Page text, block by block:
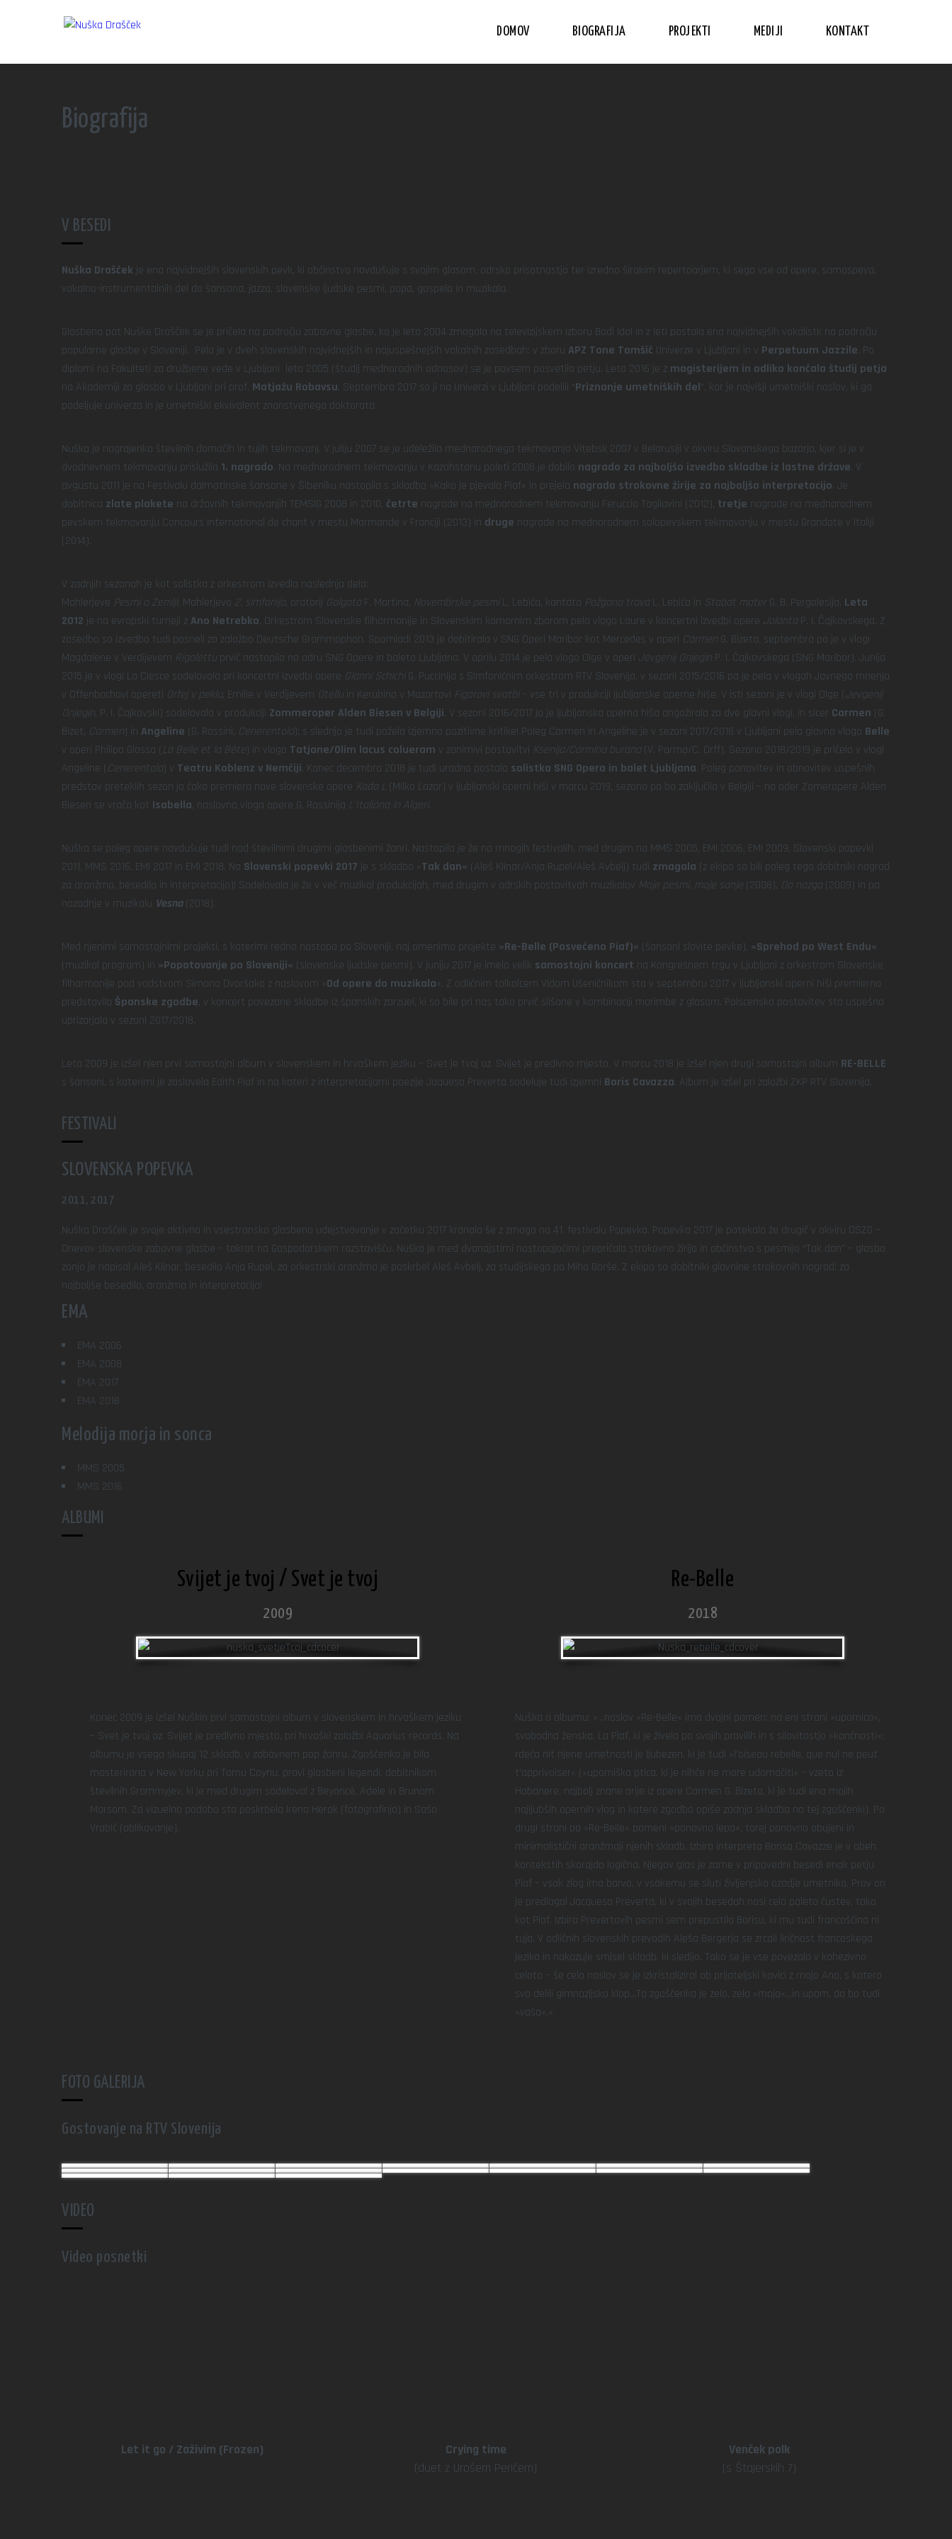
DOMOV BIOGRAFIJA PROJEKTI MEDIJI KONTAKT
Biografija
V BESEDI
Nuška Drašček je ena najvidnejših slovenskih pevk, ki občinstvo navdušuje s svojim glasom, odrsko prisotnostjo ter izredno širokim repertoarjem, ki sega vse od opere, samospeva,
vokalno-instrumentalnih del do šansona, jazza, slovenske ljudske pesmi, popa, gospela in muzikala.
Glasbena pot Nuške Drašček se je pričela na področju zabavne glasbe, ko je leta 2004 zmagala na televizijskem izboru Bodi Idol in z leti postala ena najvidnejših vokalistk na področju
popularne glasbe v Sloveniji. Pela je v dveh slovenskih najvidnejših in najuspešnejših vokalnih zasedbah: v zboru APZ Tone Tomšič Univerze v Ljubljani in v Perpetuum Jazzile. Po
diplomi na Fakulteti za družbene vede v Ljubljani leta 2005 (študij mednarodnih odnosov) se je povsem posvetila petju. Leta 2016 je z magisterijem in odliko končala študij petja
na Akademiji za glasbo v Ljubljani pri prof. Matjažu Robavsu. Septembra 2017 so ji na Univerzi v Ljubljani podelili “Priznanje umetniških del“, kar je najvišji umetniški naslov, ki ga
podeljuje univerza in je umetniški ekvivalent znanstvenega doktorata.
Nuška je nagrajenka številnih domačih in tujih tekmovanj. V juliju 2007 se je udeležila mednarodnega tekmovanja Vitebsk 2007 v Belorusiji v okviru Slovanskega bazarja, kjer si je v
dvodnevnem tekmovanju prislužila 1. nagrado. Na mednarodnem tekmovanju v Kazahstanu poleti 2008 je dobila nagrado za najboljšo izvedbo skladbe iz lastne države. V
avgustu 2011 je na Festivalu dalmatinske šansone v Šibeniku nastopila s skladbo »Kako je pjevala Piaf« in prejela nagrado strokovne žirije za najboljšo interpretacijo. Je
dobitnica zlate plakete na državnih tekmovanjih TEMSIG 2008 in 2010, četrte nagrade na mednarodnem tekmovanju Feruccio Tagliavini (2012), tretje nagrade na mednarodnem
pevskem tekmovanju Concours international de chant v mestu Marmande v Franciji (2013) in druge nagrade na mednarodnem solopevskem tekmovanju v mestu Grandate v Italiji
(2014).
V zadnjih sezonah je kot solistka z orkestrom izvedla naslednja dela:
Mahlerjeve Pesmi o Zemlji, Mahlerjevo 2. simfonijo, oratorij GolgotaF. Martina, Novembrske pesmiL. Lebiča, kantato Požgana travaL. Lebiča in Stabat mater G. B. Pergolesija. Leta
2012 je na evropski turneji z Ano Netrebko, Orkestrom Slovenske filharmonije in Slovenskim komornim zborom pela vlogo Laure v koncertni izvedbi opere JolantaP. I. Čajkovskega. Z
zasedbo so izvedbo tudi posneli za založbo Deutsche Grammophon. Spomladi 2013 je debitirala v SNG Operi Maribor kot Mercedes v operi Carmen G. Bizeta, septembra pa je v vlogi
Magdalene v Verdijevem Rigolettuprvič nastopila na odru SNG Opere in baleta Ljubljana. V aprilu 2014 je pela vlogo Olge v operi Jevgenij Onjegin P. I. Čajkovskega (SNG Maribor). Junija
2015 je v vlogi La Ciesce sodelovala pri koncertni izvedbi opere Gianni SchichiG. Puccinija s Simfoničnim orkestrom RTV Slovenija, v sezoni 2015/2016 pa je pela v vlogah Javnega mnenja
v Offenbachovi opereti Orfej v peklu, Emilie v Verdijevem Otelluin Kerubina v Mozartovi Figarovi svatbi– vse tri v produkciji ljubljanske operne hiše. V isti sezoni je v vlogi Olge (Jevgenij
Onjegin, P. I. Čajkovski) sodelovala v produkciji Zommeroper Alden Biesen v Belgiji. V sezoni 2016/2017 jo je ljubljanska operna hiša angažirala za dve glavni vlogi, in sicer Carmen (G.
Bizet, Carmen) in Angeline (G. Rossini, Cenerentola); s slednjo je tudi požela izjemno pozitivne kritike! Poleg Carmen in Angeline je v sezoni 2017/2018 v Ljubljani pela glavno vlogo Belle
v operi Philipa Glassa (La Belle et la Bête) in vlogo Tatjane/Olim lacus colueram v zanimivi postavitvi Ksenija/Carmina burana(V. Parma/C. Orff). Sezono 2018/2019 je pričela v vlogi
Angeline (Cenerentola) v Teatru Koblenz v Nemčiji. Konec decembra 2018 je tudi uradno postala solistka SNG Opera in balet Ljubljana. Poleg ponovitev in obnovitev uspešnih
predstav preteklih sezon jo čaka premiera nove slovenske opere Koda L (Milko Lazar) v ljubljanski operni hiši v marcu 2019, sezono pa bo zaključila v Belgiji – na oder Zomeropere Alden
Biesen se vrača kot Isabella, naslovna vloga opere G. Rossinija L’Italiana in Algeri.
Nuška se poleg opere navdušuje tudi nad številnimi drugimi glasbenimi žanri. Nastopila je že na mnogih festivalih, med drugim na MMS 2005, EMI 2006, EMI 2009, Slovenski popevki
2011, MMS 2016, EMI 2017 in EMI 2018. Na Slovenski popevki 2017 je s skladbo » Tak dan« (Aleš Klinar/Anja Rupel/Aleš Avbelj) tudi zmagala (z ekipo so bili poleg tega dobitniki nagrad
za aranžma, besedilo in interpretacijo)! Sodelovala je že v več muzikal produkcijah, med drugim v odrskih postavitvah muzikalov Moje pesmi, moje sanje (2008), Do nazga(2009) in pa
nazadnje v muzikalu Vesna(2018).
Med njenimi samostojnimi projekti, s katerimi redno nastopa po Sloveniji, naj omenimo projekte »Re-Belle (Posvečeno Piaf)« (šansoni slovite pevke), »Sprehod po West Endu«
(muzikal program) in »Popotovanje po Sloveniji« (slovenske ljudske pesmi). V juniju 2017 je imela velik samostojni koncert na Kongresnem trgu v Ljubljani z orkestrom Slovenske
filharmonije pod vodstvom Simona Dvoršaka z naslovom » Od opere do muzikala«. Z odličnim tolkalcem Vidom Ušeničnikom sta v septembru 2017 v ljubljanski operni hiši premierno
predstavila Španske zgodbe, v koncert povezane skladbe iz španskih zarzuel, ki so bile pri nas tako prvič slišane v kombinaciji marimbe z glasom. Polscensko postavitev sta uspešno
uprizarjala v sezoni 2017/2018.
Leta 2009 je izšel njen prvi samostojni album v slovenskem in hrvaškem jeziku – Svet je tvoj oz. Svijet je predivno mjesto. V marcu 2018 je izšel njen drugi samostojni album RE-BELLE
s šansoni, s katerimi je zaslovela Edith Piaf in na kateri z interpretacijami poezije Jaquesa Preverta sodeluje tudi izjemni Boris Cavazza. Album je izšel pri založbi ZKP RTV Slovenija.
FESTIVALI
SLOVENSKA POPEVKA
2011, 2017
Nuška Drašček je svoje aktivno in vsestransko glasbeno udejstvovanje v začetku 2017 kronala še z zmago na 41. festivalu Popevka. Popevka 2017 je potekala že drugič v okviru DSZG –
Dnevov slovenske zabavne glasbe – tokrat na Gospodarskem razstavišču. Nuška je med dvanajstimi nastopajočimi prepričala strokovno žirijo in občinstvo s pesmijo “Tak dan” – glasbo
zanjo je napisal Aleš Klinar, besedilo Anja Rupel, za orkestrski aranžma je poskrbel Aleš Avbelj, za studijskega pa Miha Gorše. Z ekipo so dobitniki glavnine strokovnih nagrad: za
najboljše besedilo, aranžma in interpretacijo!
EMA
EMA 2006
EMA 2008
EMA 2017
EMA 2018
Melodija morja in sonca
MMS 2005
MMS 2016
ALBUMI
Svijet je tvoj / Svet je tvoj
2009
Konec 2009 je izšel Nuškin prvi samostojni album v slovenskem in hrvaškem jeziku
– Svet je tvoj oz. Svijet je predivno mjesto, pri hrvaški založbi Aquarius records. Na
albumu je vsega skupaj 12 skladb, v zabavnem pop žanru. Zgoščenka je bila
masterirana v New Yorku pri Tomu Coynu, pravi glasbeni legendi, dobitnikom
številnih Grammyjev, ki je med drugim sodeloval z Beyoncé, Adele in Brunom
Marsom. Za vizuelno podobo sta poskrbela Irena Herak (fotografinja) in Sašo
Vrabič (oblikovanje).
Re-Belle
2018
Nuška o albumu: »…naslov »Re-Belle« ima dvojni pomen: na eni strani »upornica«,
svobodna ženska, La Piaf, ki je živela po svojih pravilih in s silovitostjo »končnosti«;
rdeča nit njene umetnosti je ljubezen, ki je tudi »l’oiseau rebelle, que nul ne peut
t’apprivoiser« (»uporniška ptica, ki je nihče ne more udomačiti« – vzeto iz
Habanere, najbolj znane arije iz opere Carmen G. Bizeta, ki je tudi ena mojih
najljubših opernih vlog in katere zgodbo opiše zadnja skladba na tej zgoščenki). Po
drugi strani pa »Re-Belle« pomeni »ponovno lepa«, torej ponovno obujeni in
minimalistični aranžmaji njenih skladb. Izbira interpreta Borisa Cavazze je v obeh
kontekstih skorajda logična. Njegov glas je zame v pripovedni besedi enak petju
Piaf – vsak zlog ima barvo, v vsakemu se sluti življenjsko ozadje umetnika. Prav on
je predlagal Jacquesa Preverta, ki v svojih besedah nosi celo paleto čustev, tako
kot Piaf. Izbiro Prevertovih pesmi sem prepustila Borisu, ki mu tudi francoščina ni
tuja. V odličnih slovenskih prevodih Aleša Bergerja se zrcali liričnost francoskega
jezika in nakazuje smisel skladb, ki sledijo. Tako se je vse povezalo v kohezivno
celoto – še celo naslov se je izkristaliziral ob prijateljski kavici z mojo Ano, s katero
sva delili gimnazijsko klop…Ta zgoščenka je zelo, zelo »moja«…in upam, da bo tudi
»vaša«.«
FOTO GALERIJA
Gostovanje na RTV Slovenija
VIDEO
Video posnetki
Let it go / Zaživim (Frozen)
Crying time
(duet z Urošem Peričem)
Venček polk
(s Štajerskih 7)